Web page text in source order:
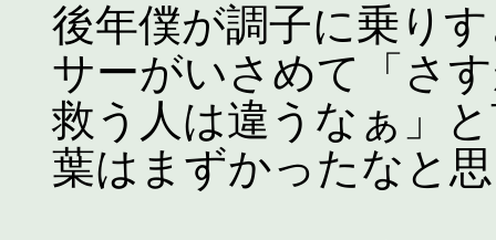
後年僕が調子に乗り
サーがいさめて「さ
救う人は違うなぁ」
葉はまずかったなと